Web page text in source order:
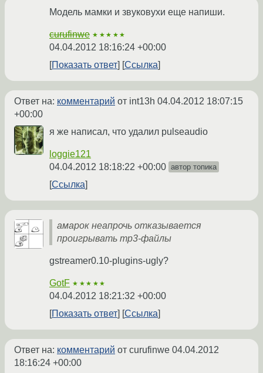
Модель мамки и звуковухи еще напиши.
curufinwe ★★★★★
04.04.2012 18:16:24 +00:00
Показать ответ
Ссылка
Ответ на: комментарий от int13h 04.04.2012 18:07:15
+00:00
я же написал, что удалил pulseaudio
loggie121
04.04.2012 18:18:22 +00:00 автор топика
Ссылка
амарок неапрочь отказывается
проигрывать mp3-файлы
gstreamer0.10-plugins-ugly?
GotF ★★★★★
04.04.2012 18:21:32 +00:00
Показать ответ
Ссылка
Ответ на: комментарий от curufinwe 04.04.2012
18:16:24 +00:00